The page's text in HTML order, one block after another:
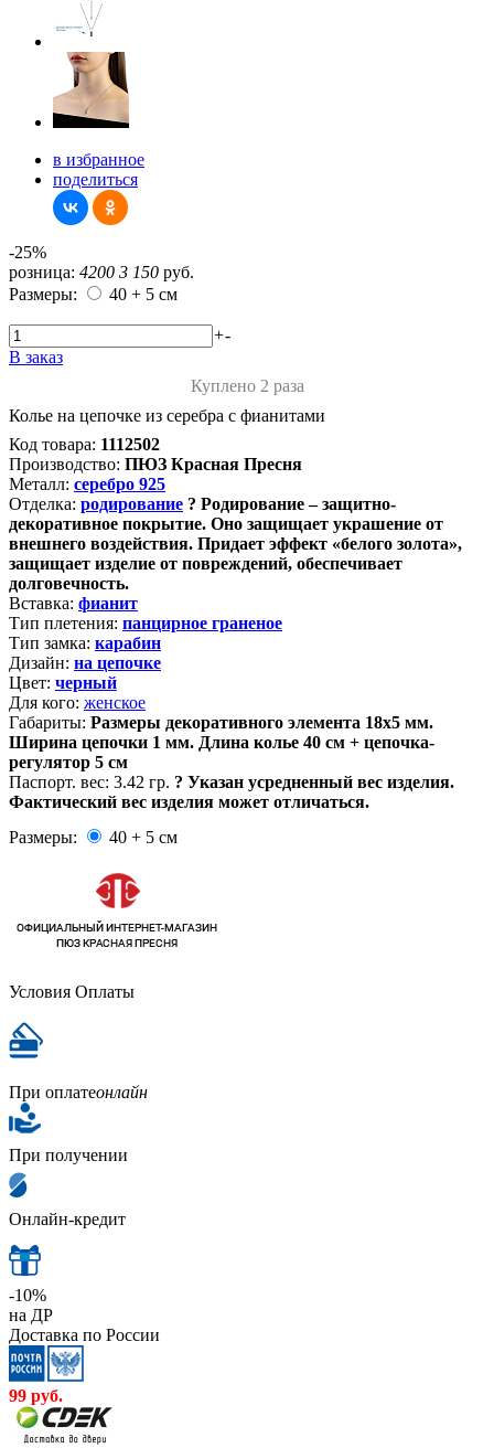
в избранное
поделиться
-25%
розница: 4200 3 150 руб.
Размеры:
40 + 5 см
+-
В заказ
Куплено 2 раза
Колье на цепочке из серебра с фианитами
Код товара: 1112502
Производство: ПЮЗ Красная Пресня
Металл: серебро 925
Отделка: родирование ? Родирование – защитно-
декоративное покрытие. Оно защищает украшение от
внешнего воздействия. Придает эффект «белого золота»,
защищает изделие от повреждений, обеспечивает
долговечность.
Вставка: фианит
Тип плетения: панцирное граненое
Тип замка: карабин
Дизайн: на цепочке
Цвет: черный
Для кого: женское
Габариты: Размеры декоративного элемента 18х5 мм.
Ширина цепочки 1 мм. Длина колье 40 см + цепочка-
регулятор 5 см
Паспорт. вес: 3.42 гр. ? Указан усредненный вес изделия.
Фактический вес изделия может отличаться.
Размеры:
40 + 5 см
Условия Оплаты
При оплатеонлайн
При получении
Онлайн-кредит
-10%
на ДР
Доставка по России
99 руб.